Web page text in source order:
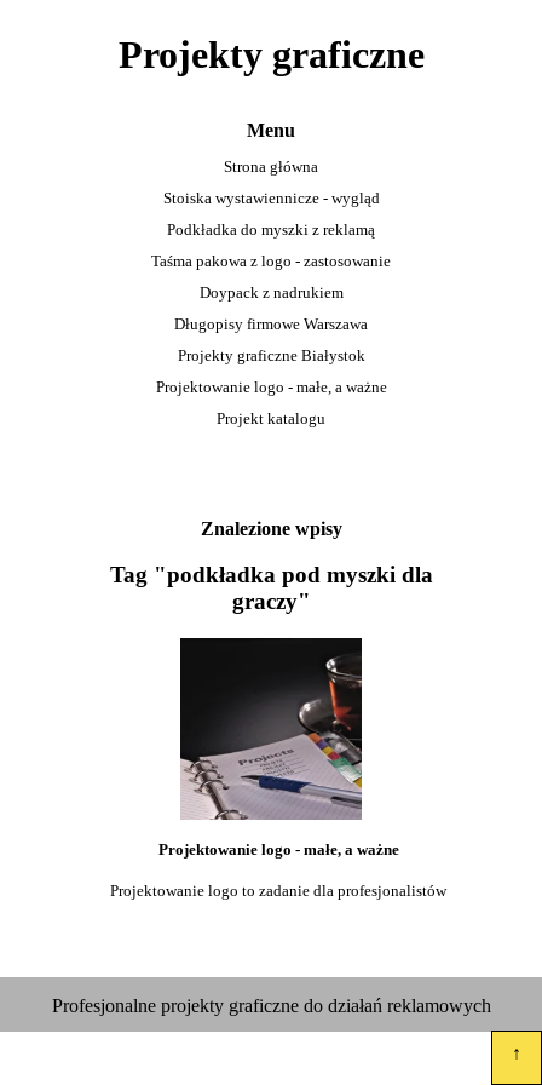
Projekty graficzne
Menu
Strona główna
Stoiska wystawiennicze - wygląd
Podkładka do myszki z reklamą
Taśma pakowa z logo - zastosowanie
Doypack z nadrukiem
Długopisy firmowe Warszawa
Projekty graficzne Białystok
Projektowanie logo - małe, a ważne
Projekt katalogu
Znalezione wpisy
Tag "podkładka pod myszki dla
graczy"
Projektowanie logo - małe, a ważne
Projektowanie logo to zadanie dla profesjonalistów
Profesjonalne projekty graficzne do działań reklamowych
↑